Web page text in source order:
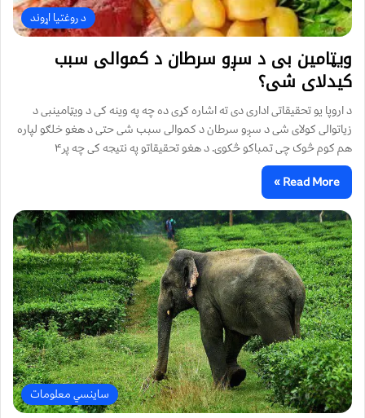
د روغتیا اړوند
ویټامین ‌بی د سږو سرطان د کموالی سبب
کیدلای شی؟
د اروپا یو تحقیقاتی اداری دی ته اشاره کړی ده چه په وینه کی د ویټامینبی د
زیاتوالی کولای شی د سږو سرطان د کموالی سبب شی حتی د هغو خلګو لپاره
هم کوم څوک چی تمباکو څکوی. د هغو تحقیقاتو په نتیجه کی چه پر۴
Read More »
ساینسي معلومات